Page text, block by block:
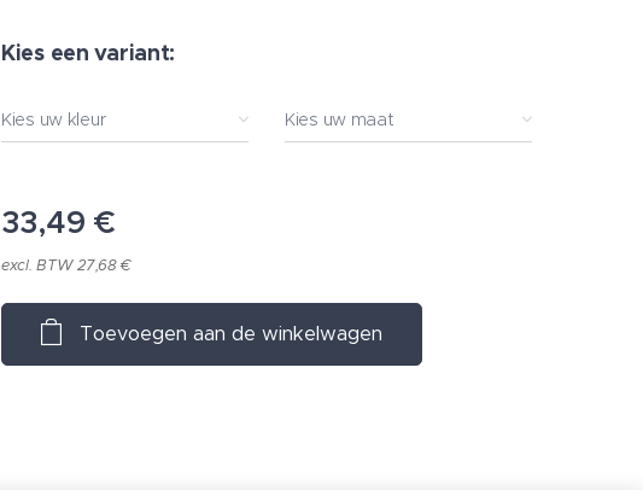
Kies een variant:
Kies uw kleur Kies uw maat
33,49 €
excl. BTW 27,68 €
Toevoegen aan de winkelwagen